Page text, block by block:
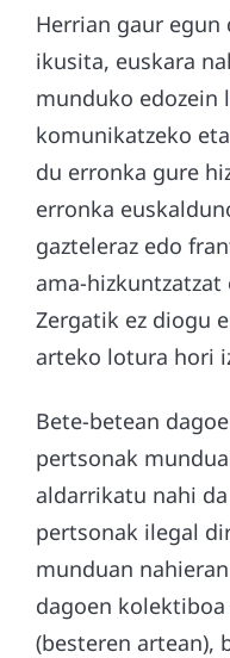
Herrian gaur
ikusita, euskara
munduko edozein
komunikatzeko
du erronka gure
erronka
gazteleraz edo
ama-
Zergatik ez diogu
arteko lotura hori
Bete-betean
pertsonak
aldarrikatu nahi
pertsonak ilegal
munduan
dagoen
(besteren artean),